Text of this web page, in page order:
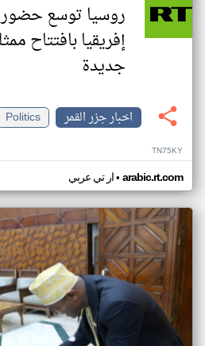
روسيا توسع
جديدة
اخبار جزر القمر
Politics
TN75KY
ار تي عربي• arabic.rt.com